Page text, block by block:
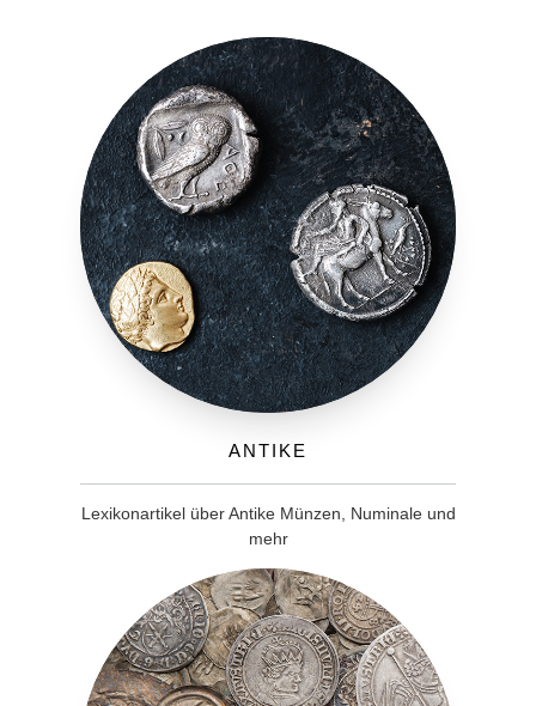
Antike
Lexikonartikel über Antike Münzen, Numinale und
mehr